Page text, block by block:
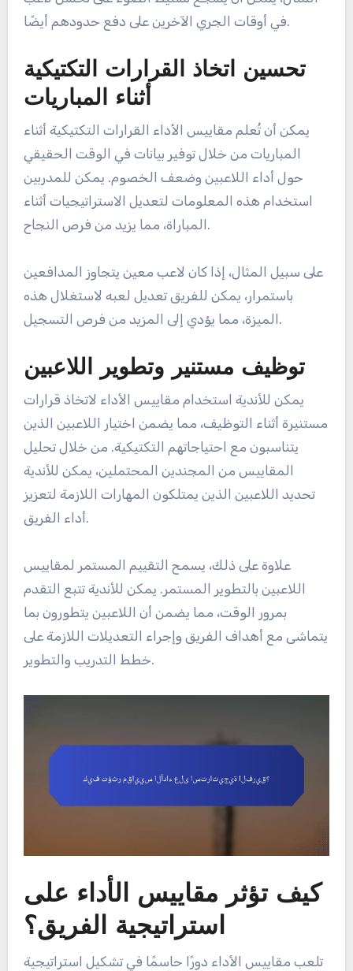
في أوقات الجري الآخرين على دفع حدودهم أيضًا.
تحسين اتخاذ القرارات التكتيكية
أثناء المباريات
يمكن أن تُعلم مقاييس الأداء القرارات التكتيكية أثناء
المباريات من خلال توفير بيانات في الوقت الحقيقي
حول أداء اللاعبين وضعف الخصوم. يمكن للمدربين
استخدام هذه المعلومات لتعديل الاستراتيجيات أثناء
المباراة، مما يزيد من فرص النجاح.
على سبيل المثال، إذا كان لاعب معين يتجاوز المدافعين
باستمرار، يمكن للفريق تعديل لعبه لاستغلال هذه
الميزة، مما يؤدي إلى المزيد من فرص التسجيل.
توظيف مستنير وتطوير اللاعبين
يمكن للأندية استخدام مقاييس الأداء لاتخاذ قرارات
مستنيرة أثناء التوظيف، مما يضمن اختيار اللاعبين الذين
يتناسبون مع احتياجاتهم التكتيكية. من خلال تحليل
المقاييس من المجندين المحتملين، يمكن للأندية
تحديد اللاعبين الذين يمتلكون المهارات اللازمة لتعزيز
أداء الفريق.
علاوة على ذلك، يسمح التقييم المستمر لمقاييس
اللاعبين بالتطوير المستمر. يمكن للأندية تتبع التقدم
بمرور الوقت، مما يضمن أن اللاعبين يتطورون بما
يتماشى مع أهداف الفريق وإجراء التعديلات اللازمة على
خطط التدريب والتطوير.
كيف تؤثر مقاييس الأداء على
استراتيجية الفريق؟
تلعب مقاييس الأداء دورًا حاسمًا في تشكيل استراتيجية